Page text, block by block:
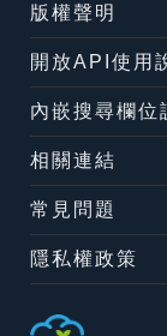
版權聲明
開放API使用
內嵌搜尋欄位
相關連結
常見問題
隱私權政策